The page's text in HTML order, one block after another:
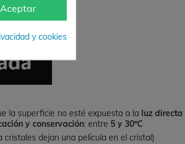
la superficie no esté expuesta a la luz directa
y conservación: entre 5 y 30ºC
dejan una película en el cristal)
Aceptar
y cookies